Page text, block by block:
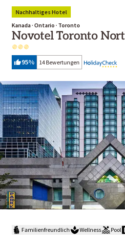
Nachhaltiges Hotel
Kanada · Ontario · Toronto
Novotel Toronto
95% 14 Bewertungen
Familienfreundlich Wellness Pool